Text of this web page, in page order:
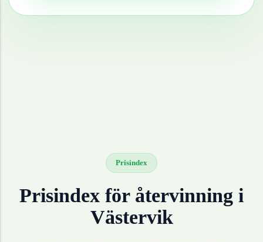
Prisindex
Prisindex för återvinning i
Västervik